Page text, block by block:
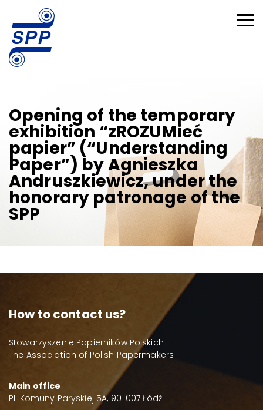
Opening of the temporary
exhibition “zROZUMieć
papier” (“Understanding
Paper”) by Agnieszka
Andruszkiewicz, under the
honorary patronage of the
SPP
How to contact us?
Stowarzyszenie Papierników Polskich
The Association of Polish Papermakers
Main office
Pl. Komuny Paryskiej 5A, 90-007 Łódź